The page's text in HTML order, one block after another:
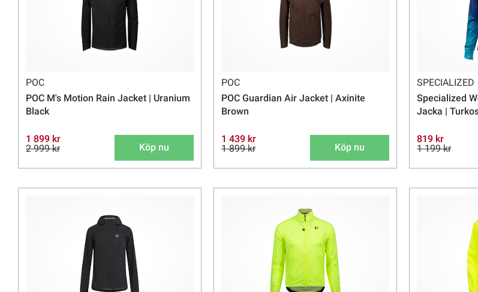
POC
POC M's Motion Rain Jacket | Uranium
Black
1 899 kr
2 999 kr
Köp nu
POC
POC Guardian Air Jacket | Axinite
Brown
1 439 kr
1 899 kr
Köp nu
SPECIALIZED
Specialized
Jacka |
819 kr
1 199 kr